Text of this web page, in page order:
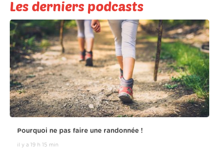
Les derniers podcasts
Pourquoi ne pas faire une randonnée !
il y a 19 h 15 min